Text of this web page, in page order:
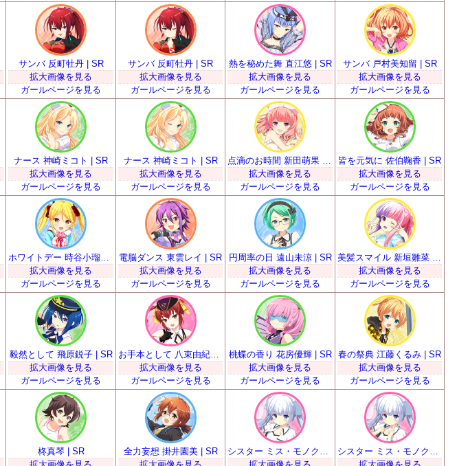
サンバ 反町牡丹 | SR
拡大画像を見る
ガールページを見る
サンバ 反町牡丹 | SR
拡大画像を見る
ガールページを見る
熱を秘めた舞 直江悠 | SR
拡大画像を見る
ガールページを見る
サンバ 戸村美知留 | SR
拡大画像を見る
ガールページを見る
ナース 神崎ミコト | SR
拡大画像を見る
ガールページを見る
ナース 神崎ミコト | SR
拡大画像を見る
ガールページを見る
点滴のお時間 新田萌果 | SR
拡大画像を見る
ガールページを見る
皆を元気に 佐伯鞠香 | SR
拡大画像を見る
ガールページを見る
ホワイトデー 時谷小瑠璃 | SR
拡大画像を見る
ガールページを見る
電脳ダンス 東雲レイ | SR
拡大画像を見る
ガールページを見る
円周率の日 遠山未涼 | SR
拡大画像を見る
ガールページを見る
美髪スマイル 新垣雛菜 | SR
拡大画像を見る
ガールページを見る
毅然として 飛原鋭子 | SR
拡大画像を見る
ガールページを見る
お手本として 八束由紀恵 | SR
拡大画像を見る
ガールページを見る
桃蝶の香り 花房優輝 | SR
拡大画像を見る
ガールページを見る
春の祭典 江藤くるみ | SR
拡大画像を見る
ガールページを見る
柊真琴 | SR
全力妄想 掛井園美 | SR
シスター ミス・モノクローム | SR
シスター ミス・モノクローム | SR